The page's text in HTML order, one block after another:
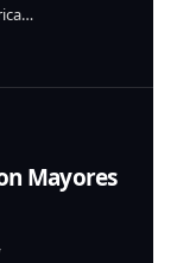
Mayores